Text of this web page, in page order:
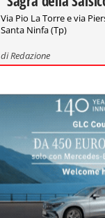
Via Pio La Torre e via
Santa Ninfa (Tp)
diRedazione